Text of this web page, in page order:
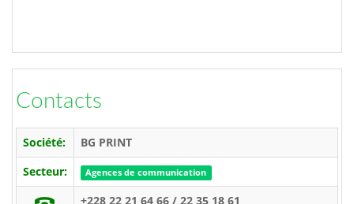
Contacts
Société:
BG PRINT
Secteur:
Agences de communication
+228 22 21 64 66 / 22 35 18 61